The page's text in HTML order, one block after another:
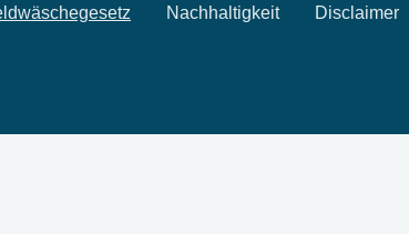
Nachhaltigkeit Disclaimer